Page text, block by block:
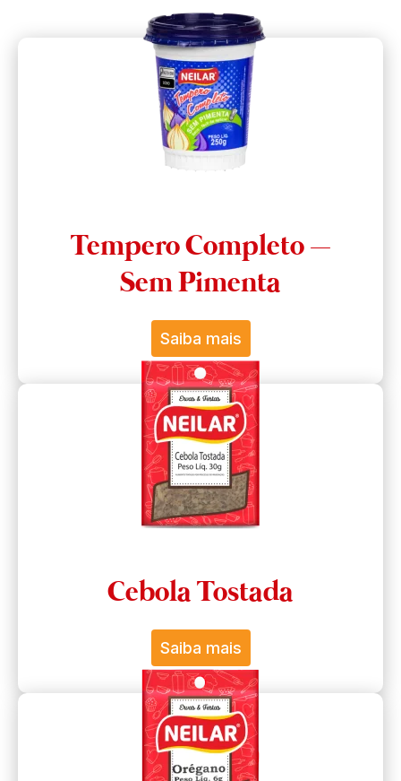
Tempero Completo –
Sem Pimenta
Saiba mais
Cebola Tostada
Saiba mais